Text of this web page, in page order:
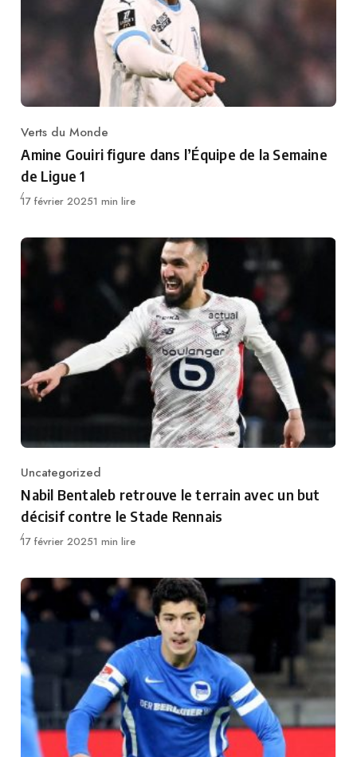
Category
Verts du Monde
Amine Gouiri figure dans l’Équipe de la Semaine
de Ligue 1
Publié
17 février 20251 min lire
Category
Uncategorized
Nabil Bentaleb retrouve le terrain avec un but
décisif contre le Stade Rennais
Publié
17 février 20251 min lire